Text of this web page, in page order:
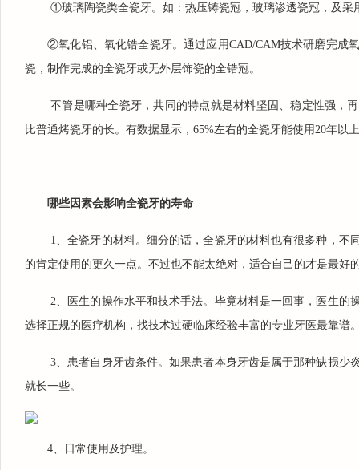
①玻璃陶瓷类全瓷牙。如：热压铸瓷冠，玻璃渗透瓷冠，及采
②氧化铝、氧化锆全瓷牙。通过应用CAD/CAM技术研磨完成
瓷，制作完成的全瓷牙或无外层饰瓷的全锆冠。
不管是哪种全瓷牙，共同的特点就是材料坚固、稳定性强，
比普通烤瓷牙的长。有数据显示，65%左右的全瓷牙能使用20年以
哪些因素会影响全瓷牙的寿命
1、全瓷牙的材料。细分的话，全瓷牙的材料也有很多种，不
的肯定使用的更久一点。不过也不能太绝对，适合自己的才是最好
2、医生的操作水平和技术手法。毕竟材料是一回事，医生的
选择正规的医疗机构，找技术过硬临床经验丰富的专业牙医最靠谱
3、患者自身牙齿条件。如果患者本身牙齿是属于那种缺损少
就长一些。
4、日常使用及护理。
楚丹丹
受过全方位的大学基础教
育，受到良好的专业技能训